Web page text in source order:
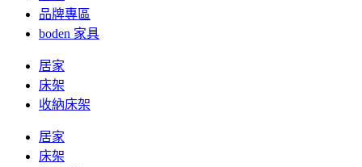
品牌專區
boden 家具
居家
床架
收納床架
居家
床架